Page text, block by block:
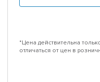
*Цена действительна
отличаться от цен в